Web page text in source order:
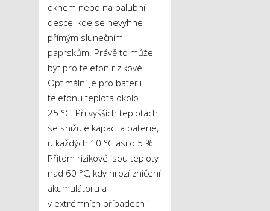
oknem nebo na palubní
desce, kde se nevyhne
přímým slunečním
paprskům. Právě to může
být pro telefon rizikové.
Optimální je pro baterii
telefonu teplota okolo
25 °C. Při vyšších teplotách
se snižuje kapacita baterie,
u každých 10 °C asi o 5 %.
Přitom rizikové jsou teploty
nad 60 °C, kdy hrozí zničení
akumulátoru a
v extrémních případech i